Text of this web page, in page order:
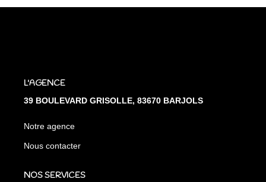
L'AGENCE
39 BOULEVARD GRISOLLE, 83670 BARJOLS
Notre agence
Nous contacter
NOS SERVICES